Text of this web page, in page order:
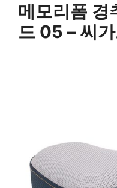
메모리폼 경
드 05 – 씨